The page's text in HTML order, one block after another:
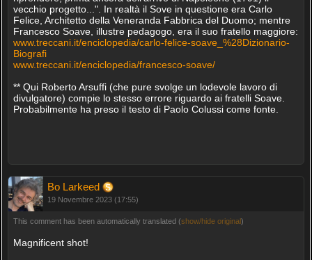
vecchio progetto...". In realtà il Sove in questione era Carlo
Felice, Architetto della Veneranda Fabbrica del Duomo; mentre
Francesco Soave, illustre pedagogo, era il suo fratello maggiore:
www.treccani.it/enciclopedia/carlo-felice-soave_%28Dizionario-
Biografi
www.treccani.it/enciclopedia/francesco-soave/
** Qui Roberto Arsuffi (che pure svolge un lodevole lavoro di
divulgatore) compie lo stesso errore riguardo ai fratelli Soave.
Probabilmente ha preso il testo di Paolo Colussi come fonte.
Bo Larkeed
19 Novembre 2023 (17:55)
This comment has been automatically translated (show/hide original)
Magnificent shot!